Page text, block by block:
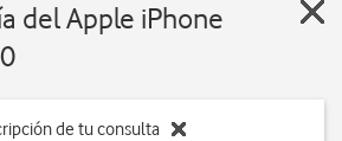
del Apple iPhone
de tu consulta